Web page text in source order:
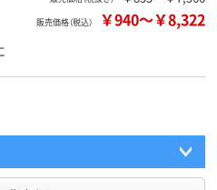
販売価格（税込） ￥940～￥8,322